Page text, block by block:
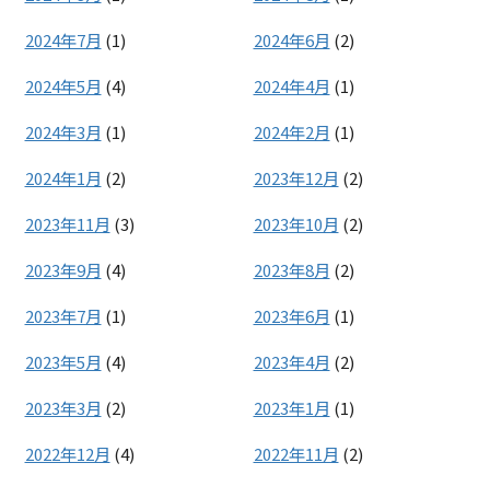
2024年7月 (1) 2024年6月 (2)
2024年5月 (4) 2024年4月 (1)
2024年3月 (1) 2024年2月 (1)
2024年1月 (2) 2023年12月 (2)
2023年11月 (3) 2023年10月 (2)
2023年9月 (4) 2023年8月 (2)
2023年7月 (1) 2023年6月 (1)
2023年5月 (4) 2023年4月 (2)
2023年3月 (2) 2023年1月 (1)
2022年12月 (4) 2022年11月 (2)